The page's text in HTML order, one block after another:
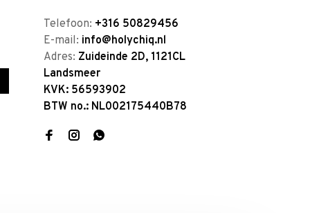
Telefoon: +316 50829456
E-mail: info@holychiq.nl
Adres: Zuideinde 2D, 1121CL
Landsmeer
KVK: 56593902
BTW no.: NL002175440B78